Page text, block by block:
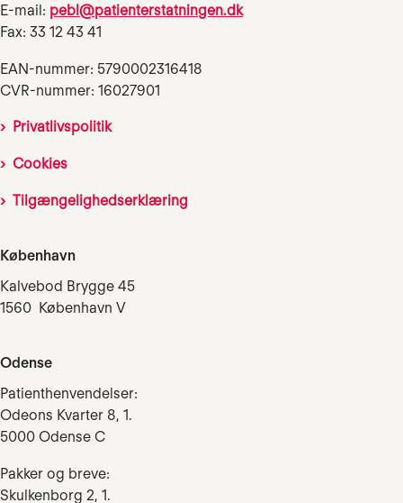
E-mail: pebl@patienterstatningen.dk
Fax: 33 12 43 41
EAN-nummer: 5790002316418
CVR-nummer: 16027901
Privatlivspolitik
Cookies
Tilgængelighedserklæring
København
Kalvebod Brygge 45
1560 København V
Odense
Patienthenvendelser:
Odeons Kvarter 8, 1.
5000 Odense C
Pakker og breve:
Skulkenborg 2, 1.